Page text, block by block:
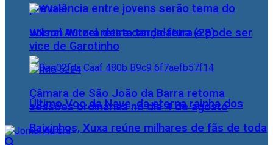
prevalência entre jovens serão tema do
Jornal Aurora desta terça-feira (28)
Último Voo da Nave, da eterna rainha dos
Baixinhos, Xuxa reúne milhares de fãs de toda
Wilson Witzel retira candidatura e pode ser
vice de Garotinho
Câmara de São João da Barra retoma
sessões ordinárias no dia 4 de agosto